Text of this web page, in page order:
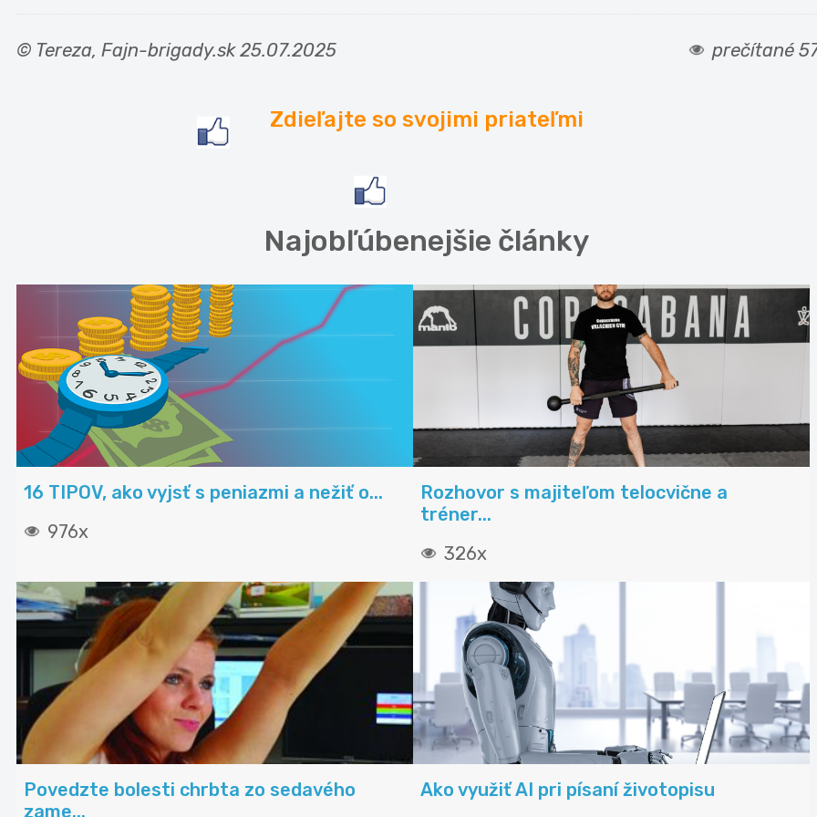
© Tereza, Fajn-brigady.sk 25.07.2025 prečítané
Zdieľajte so svojimi priateľmi
Najobľúbenejšie články
16 TIPOV, ako vyjsť s peniazmi a nežiť o...
976x
Rozhovor s majiteľom telocvične a
tréner...
326x
Povedzte bolesti chrbta zo sedavého
zame...
Ako využiť AI pri písaní životopisu